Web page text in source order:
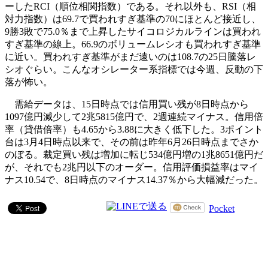
ーしたRCI（順位相関指数）である。それ以外も、RSI（相
対力指数）は69.7で買われすぎ基準の70にほとんど接近し、
9勝3敗で75.0％まで上昇したサイコロジカルラインは買われ
すぎ基準の線上。66.9のボリュームレシオも買われすぎ基準
に近い。買われすぎ基準がまだ遠いのは108.7の25日騰落レ
シオぐらい。こんなオシレーター系指標では今週、反動の下
落が怖い。
需給データは、15日時点では信用買い残が8日時点から
1097億円減少して2兆5815億円で、2週連続マイナス。信用倍
率（貸借倍率）も4.65から3.88に大きく低下した。3ポイント
台は3月4日時点以来で、その前は昨年6月26日時点までさか
のぼる。裁定買い残は増加に転じ534億円増の1兆8651億円だ
が、それでも2兆円以下のオーダー。信用評価損益率はマイ
ナス10.54で、8日時点のマイナス14.37％から大幅減だった。
Pocket